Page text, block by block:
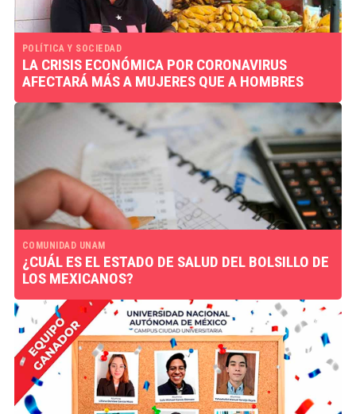
POLÍTICA Y SOCIEDAD
LA CRISIS ECONÓMICA POR CORONAVIRUS
AFECTARÁ MÁS A MUJERES QUE A HOMBRES
COMUNIDAD UNAM
¿CUÁL ES EL ESTADO DE SALUD DEL BOLSILLO DE
LOS MEXICANOS?